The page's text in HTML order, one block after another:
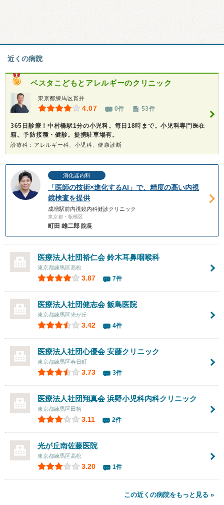
近くの病院
ベスタこどもとアレルギーのクリニック
東京都練馬区貫井
4.07 0件 53件
365日診療！中村橋駅1分の小児科。毎日18時まで。小児科専門医在
籍。予防接種・健診。提携駐車場有。
診療科：アレルギー科、小児科、健康診断
消化器内科
「医師の技術×進化するAI」で、精度の高い内視
鏡検査を提供
成増駅前内視鏡内科健診クリニック
東京都・板橋区
町田 雄二郎 院長
医療法人社団裕仁会鈴木耳鼻咽喉科
東京都練馬区高松
3.87 7件
医療法人社団健志会飯島医院
東京都練馬区光が丘
3.42 4件
医療法人社団心優会安藤クリニック
東京都練馬区春日町
3.73 3件
医療法人社団翔真会浜野小児科内科クリニック
東京都練馬区田柄
3.11 2件
光が丘南佐藤医院
東京都練馬区高松
3.20 1件
この近くの病院をもっと見る »